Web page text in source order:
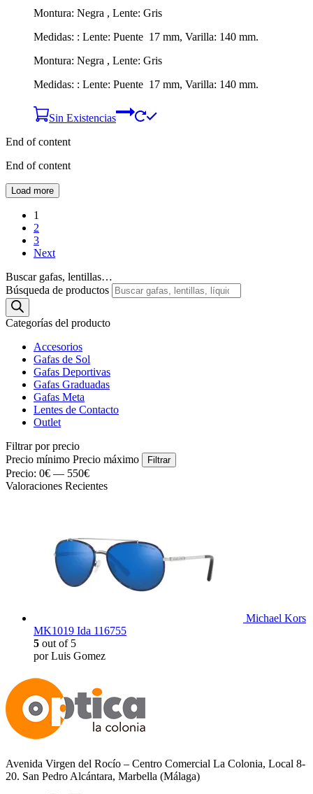
Montura: Negra , Lente: Gris
Medidas: : Lente: Puente 17 mm, Varilla: 140 mm.
Montura: Negra , Lente: Gris
Medidas: : Lente: Puente 17 mm, Varilla: 140 mm.
Sin Existencias
End of content
End of content
Load more
1
2
3
Next
Buscar gafas, lentillas…
Búsqueda de productos
Categorías del producto
Accesorios
Gafas de Sol
Gafas Deportivas
Gafas Graduadas
Gafas Meta
Lentes de Contacto
Outlet
Filtrar por precio
Precio mínimo Precio máximo Filtrar
Precio: 0€ — 550€
Valoraciones Recientes
Michael Kors
MK1019 Ida 116755
5 out of 5
por Luis Gomez
Avenida Virgen del Rocío – Centro Comercial La Colonia, Local 8-
20. San Pedro Alcántara, Marbella (Málaga)